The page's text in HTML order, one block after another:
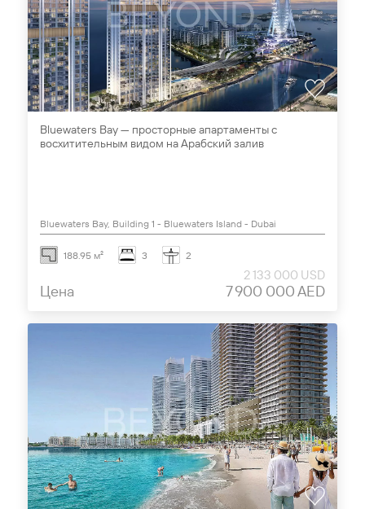
Bluewaters Bay — просторные апартаменты с
восхитительным видом на Арабский залив
Bluewaters Bay, Building 1 - Bluewaters Island - Dubai
188.95 м² 3 2
Цена
2 133 000 USD
7 900 000 AED